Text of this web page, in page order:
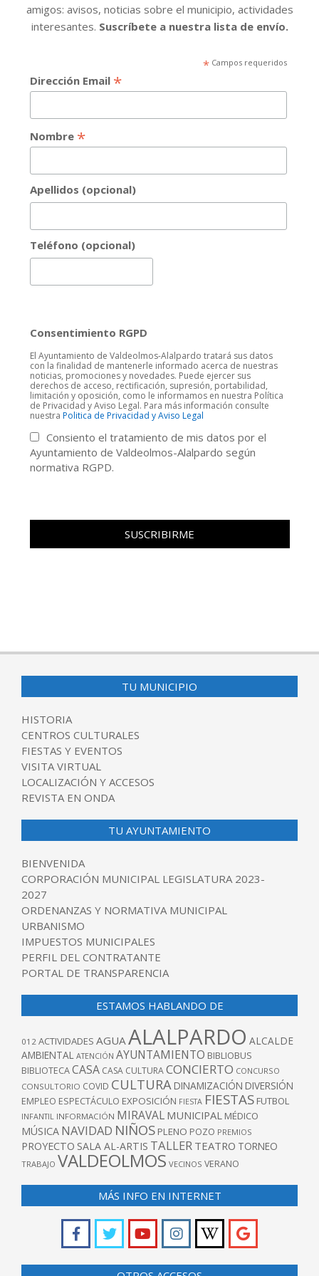
amigos: avisos, noticias sobre el municipio, actividades
interesantes. Suscríbete a nuestra lista de envío.
*Campos requeridos
Dirección Email *
Nombre *
Apellidos (opcional)
Teléfono (opcional)
Consentimiento RGPD
El Ayuntamiento de Valdeolmos-Alalpardo tratará sus datos
con la finalidad de mantenerle informado acerca de nuestras
noticias, promociones y novedades. Puede ejercer sus
derechos de acceso, rectificación, supresión, portabilidad,
limitación y oposición, como le informamos en nuestra Política
de Privacidad y Aviso Legal. Para más información consulte
nuestra Politica de Privacidad y Aviso Legal
Consiento el tratamiento de mis datos por el
Ayuntamiento de Valdeolmos-Alalpardo según
normativa RGPD.
TU MUNICIPIO
HISTORIA
CENTROS CULTURALES
FIESTAS Y EVENTOS
VISITA VIRTUAL
LOCALIZACIÓN Y ACCESOS
REVISTA EN ONDA
TU AYUNTAMIENTO
BIENVENIDA
CORPORACIÓN MUNICIPAL LEGISLATURA 2023-
2027
ORDENANZAS Y NORMATIVA MUNICIPAL
URBANISMO
IMPUESTOS MUNICIPALES
PERFIL DEL CONTRATANTE
PORTAL DE TRANSPARENCIA
ESTAMOS HABLANDO DE
012 ACTIVIDADES AGUA ALALPARDO ALCALDE
AMBIENTAL ATENCIÓN AYUNTAMIENTO BIBLIOBUS
BIBLIOTECACASA CASA CULTURACONCIERTO CONCURSO
CONSULTORIO COVID CULTURA DINAMIZACIÓN DIVERSIÓN
EMPLEO ESPECTÁCULO EXPOSICIÓN FIESTA FIESTAS FUTBOL
INFANTIL INFORMACIÓN MIRAVAL MUNICIPAL MÉDICO
MÚSICA NAVIDAD NIÑOS PLENO POZO PREMIOS
PROYECTO SALA AL-ARTIS TALLER TEATRO TORNEO
TRABAJO VALDEOLMOS VECINOS VERANO
MÁS INFO EN INTERNET